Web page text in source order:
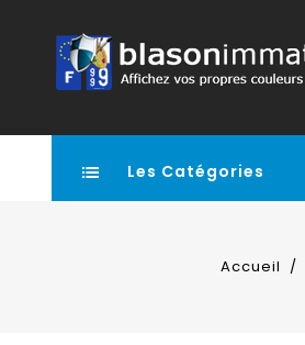
Les Catégories
Accueil